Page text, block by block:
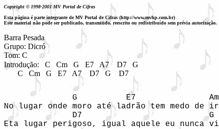
Copyright © 1998-2001 MV Portal de Cifras
Esta página é parte integrante de MV Portal de Cifras (http://www.mvhp.com.br)
Este material não pode ser publicado, transmitido, reescrito ou redistribuído sem prévia autorização.
Barra Pesada
Grupo: Dicró
Tom: C
Introdução:   C   Cm   G   E7   A7    D7   G
       C   Cm   G   E7   A7    D7   G    D7
G          E7
No lugar onde moro até ladrão tem medo de
D7
Eta lugar perigoso, igual aquele eu